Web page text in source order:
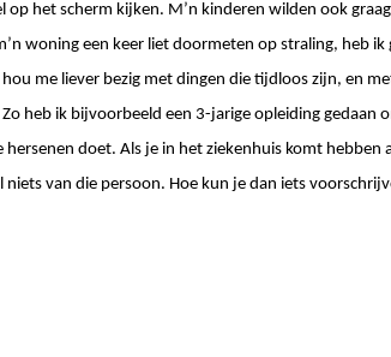
het scherm kijken. M’n kinderen wilden ook
woning een keer liet doormeten op straling, heb ik
me liever bezig met dingen die tijdloos zijn, en
heb ik bijvoorbeeld een 3-jarige opleiding gedaan
doet. Als je in het ziekenhuis komt hebben
van die persoon. Hoe kun je dan iets